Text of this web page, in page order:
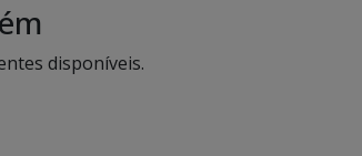
disponíveis.